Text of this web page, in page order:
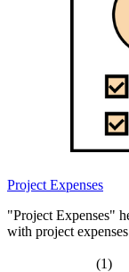
Project Expenses
"Project Expenses"
with project
(1)